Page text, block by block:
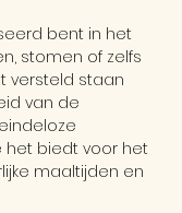
bent in het
stomen of zelfs
versteld staan
van de
het biedt voor het
maaltijden en